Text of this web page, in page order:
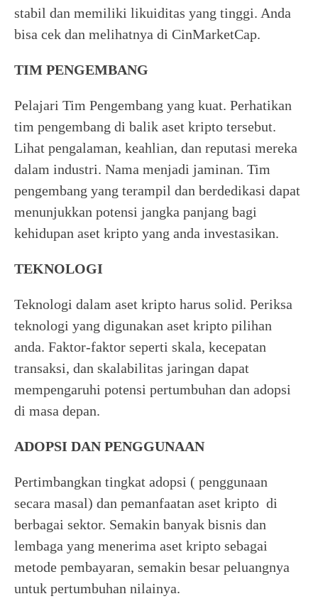
stabil dan memiliki likuiditas yang tinggi. Anda
bisa cek dan melihatnya di CinMarketCap.
TIM PENGEMBANG
Pelajari Tim Pengembang yang kuat. Perhatikan
tim pengembang di balik aset kripto tersebut.
Lihat pengalaman, keahlian, dan reputasi mereka
dalam industri. Nama menjadi jaminan. Tim
pengembang yang terampil dan berdedikasi dapat
menunjukkan potensi jangka panjang bagi
kehidupan aset kripto yang anda investasikan.
TEKNOLOGI
Teknologi dalam aset kripto harus solid. Periksa
teknologi yang digunakan aset kripto pilihan
anda. Faktor-faktor seperti skala, kecepatan
transaksi, dan skalabilitas jaringan dapat
mempengaruhi potensi pertumbuhan dan adopsi
di masa depan.
ADOPSI DAN PENGGUNAAN
Pertimbangkan tingkat adopsi ( penggunaan
secara masal) dan pemanfaatan aset kripto di
berbagai sektor. Semakin banyak bisnis dan
lembaga yang menerima aset kripto sebagai
metode pembayaran, semakin besar peluangnya
untuk pertumbuhan nilainya.